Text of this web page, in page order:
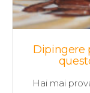
Dipingere
Hai mai